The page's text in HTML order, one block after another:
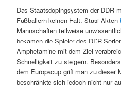
Das Staatsdopingsystem der DDR
Fußballern keinen Halt. Stasi-Akten
Mannschaften teilweise
bekamen die Spieler des DDR-
Amphetamine mit dem Ziel
Schnelligkeit zu steigern.
dem Europacup griff man zu dieser
beschränkte sich jedoch nicht nur